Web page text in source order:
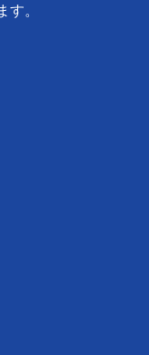
。